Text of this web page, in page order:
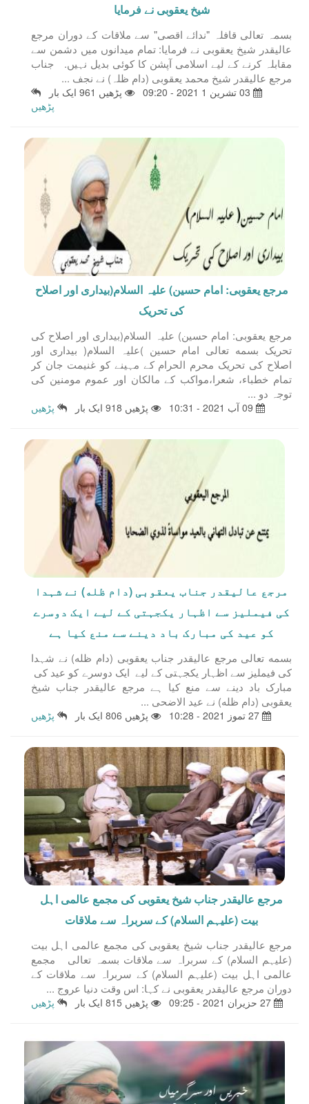
شیخ یعقوبی نے فرمایا
بسمہ تعالی قافلہ "ندائے اقصی" سے ملاقات کے دوران مرجع
عالیقدر شیخ یعقوبی نے فرمایا: تمام میدانوں میں دشمن سے
مقابلہ کرنے کے لیے اسلامی آپشن کا کوئی بديل نہیں. جناب
مرجع عالیقدر شیخ محمد یعقوبی (دام ظلہ) نے نجف ...
پڑھیں 961 ایک بار
پڑھیں
مرجع یعقوبی: امام حسین) علیہ السلام(بیداری اور اصلاح
کی تحریک
مرجع یعقوبی: امام حسین) علیہ السلام(بیداری اور اصلاح کی
تحریک بسمه تعالى امام حسین )علیہ السلام( بیداری اور
اصلاح کی تحریک محرم الحرام کے مہینے کو غنیمت جان کر
تمام خطباء، شعرا،مواکب کے مالکان اور عموم مومنین کی
توجہ دو ...
پڑھیں 918 ایک بار پڑھیں
مرجع عالیقدر جناب یعقوبی (دام ظله) نے شہدا
کی فیملیز سے اظہار یکجہتی کے لیے ایک دوسرے
کو عید کی مبارک باد دینے سے منع کیا ہے
بسمه تعالى مرجع عالیقدر جناب یعقوبی (دام ظله) نے شہدا
کی فیملیز سے اظہار یکجہتی کے لیے ایک دوسرے کو عید کی
مبارک باد دینے سے منع کیا ہے مرجع عالیقدر جناب شیخ
یعقوبی (دام ظله) نے عید الاضحی ...
پڑھیں 806 ایک بار پڑھیں
مرجع عالیقدر جناب شیخ یعقوبی کی مجمع عالمی اہل
بیت (علیہم السلام) کے سربراہ سے ملاقات
مرجع عالیقدر جناب شیخ یعقوبی کی مجمع عالمی اہل بیت
(علیہم السلام) کے سربراہ سے ملاقات بسمہ تعالی مجمع
عالمی اہل بیت (علیہم السلام) کے سربراہ سے ملاقات کے
دوران مرجع عالیقدر یعقوبی نے کہا: اس وقت دنیا عروجِ ...
پڑھیں 815 ایک بار پڑھیں